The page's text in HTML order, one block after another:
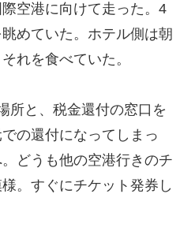
空港に向けて走った。4
めていた。ホテル側は朝
れを食べていた。
所と、税金還付の窓口を
の還付になってしまっ
どうも他の空港行きのチ
。すぐにチケット発券し